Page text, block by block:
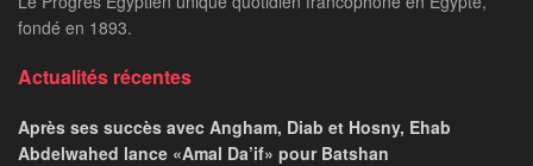
fondé en 1893.
Actualités récentes
Après ses succès avec Angham, Diab et Hosny, Ehab
Abdelwahed lance «Amal Da’if» pour Batshan